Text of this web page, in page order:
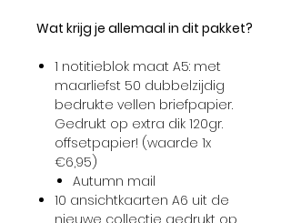
Wat krijg je allemaal in dit pakket?
1 notitieblok maat A5: met
maarliefst 50 dubbelzijdig
bedrukte vellen briefpapier.
Gedrukt op extra dik 120gr.
offsetpapier! (waarde 1x
€6,95)
Autumn mail
10 ansichtkaarten A6 uit de
nieuwe collectie gedrukt op